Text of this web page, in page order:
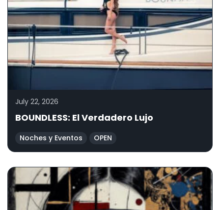
July 22, 2026
BOUNDLESS: El Verdadero Lujo
Noches y Eventos OPEN